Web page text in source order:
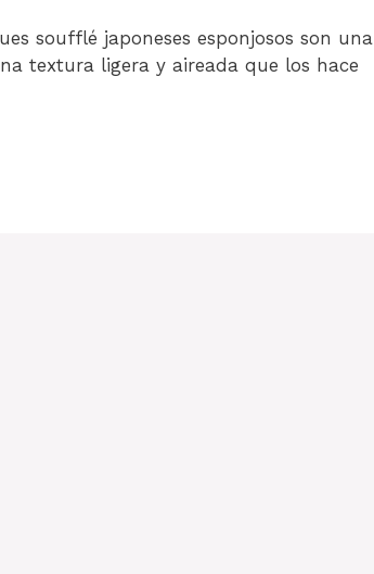
soufflé japoneses esponjosos son una
textura ligera y aireada que los hace